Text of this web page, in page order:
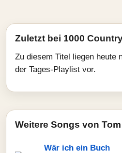
Zuletzt bei 1000
Zu diesem Titel liegen heute
der Tages-Playlist vor.
Weitere Songs von
Wär ich ein Buch